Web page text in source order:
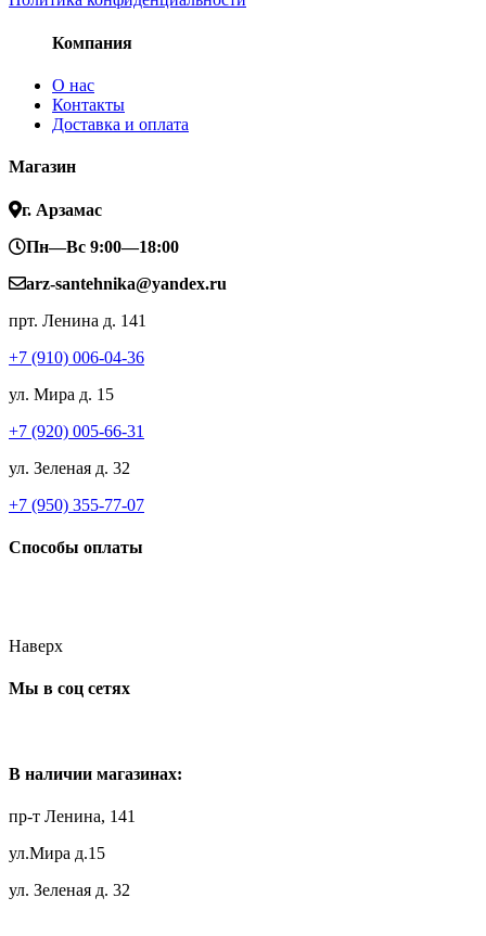
Компания
О нас
Контакты
Доставка и оплата
Магазин
г. Арзамас
Пн—Вс 9:00—18:00
arz-santehnika@yandex.ru
прт. Ленина д. 141
+7 (910) 006-04-36
ул. Мира д. 15
+7 (920) 005-66-31
ул. Зеленая д. 32
+7 (950) 355-77-07
Способы оплаты
Наверх
Мы в соц сетях
В наличии магазинах:
пр-т Ленина, 141
ул.Мира д.15
ул. Зеленая д. 32